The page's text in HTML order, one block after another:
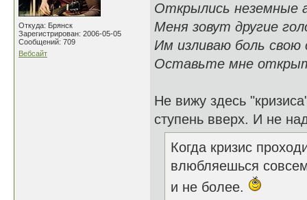
Откуда: Брянск
Зарегистрирован: 2006-05-05
Сообщений: 709
Вебсайт
Открылись неземные
Меня зовут другие
Им изливаю боль свою
Оставьте мне
Не вижу здесь
ступень вверх. И не
Когда кризис
влюбляешься
и не более.